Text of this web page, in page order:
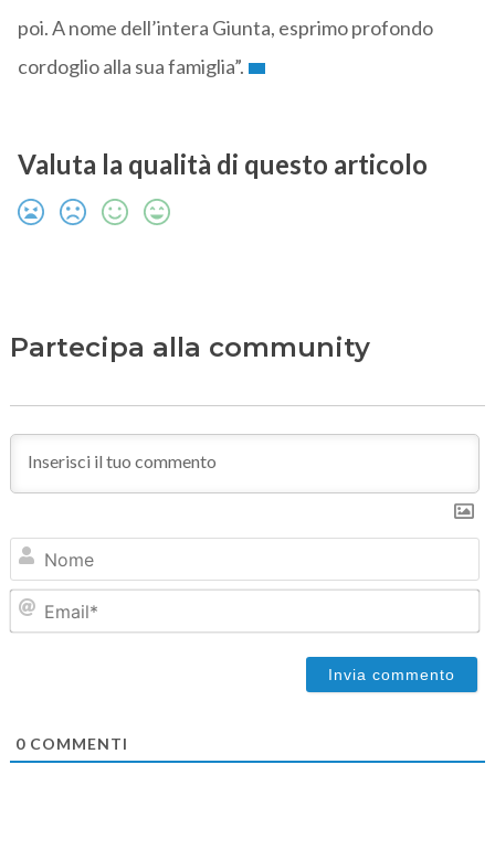
poi. A nome dell’intera Giunta, esprimo profondo
cordoglio alla sua famiglia”.
Valuta la qualità di questo articolo
Partecipa alla community
0COMMENTI